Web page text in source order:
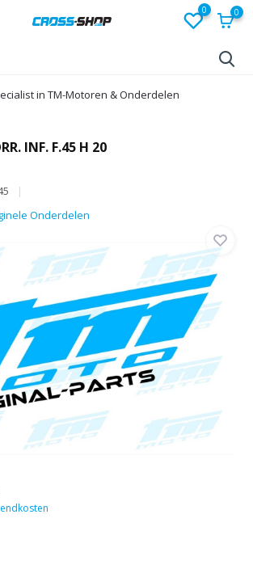
0 0
in TM-Motoren & Onderdelen
INF. F.45 H 20
Onderdelen